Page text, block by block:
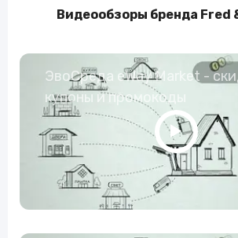
Видеообзоры бренда Fred
ЭвоСреда eWay Market -
купоны и промокоды